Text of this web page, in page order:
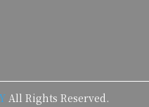
All Rights Reserved.